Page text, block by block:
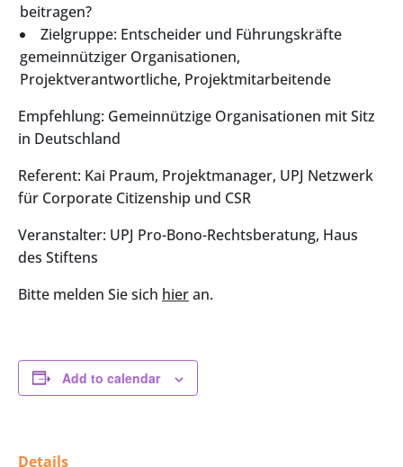
beitragen?
Zielgruppe: Entscheider und Führungskräfte
gemeinnütziger Organisationen,
Projektverantwortliche, Projektmitarbeitende
Empfehlung: Gemeinnützige Organisationen mit Sitz
in Deutschland
Referent: Kai Praum, Projektmanager, UPJ Netzwerk
für Corporate Citizenship und CSR
Veranstalter: UPJ Pro-Bono-Rechtsberatung, Haus
des Stiftens
Bitte melden Sie sich hieran.
Add to calendar
Details